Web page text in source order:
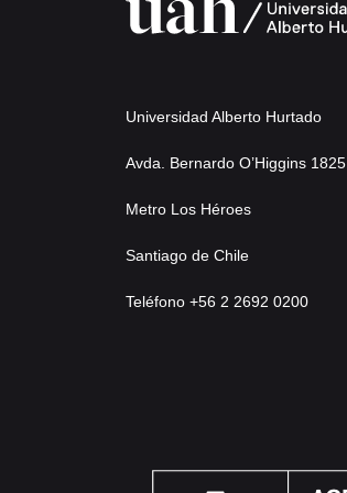
Universidad Alberto Hurtado
Avda. Bernardo O’Higgins 1825
Metro Los Héroes
Santiago de Chile
Teléfono +56 2 2692 0200